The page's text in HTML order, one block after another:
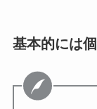
基本的には